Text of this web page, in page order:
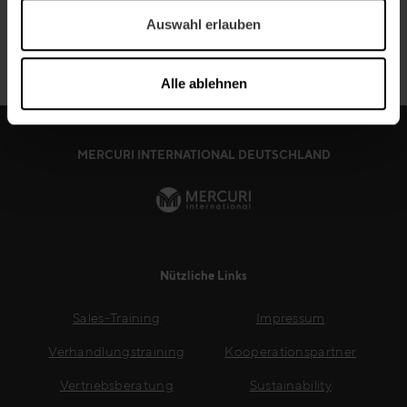
Auswahl erlauben
Alle ablehnen
Weiter Lesen
MERCURI INTERNATIONAL DEUTSCHLAND
Nützliche Links
Sales-Training
Verhandlungstraining
Vertriebsberatung
Impressum
Kooperationspartner
Sustainability